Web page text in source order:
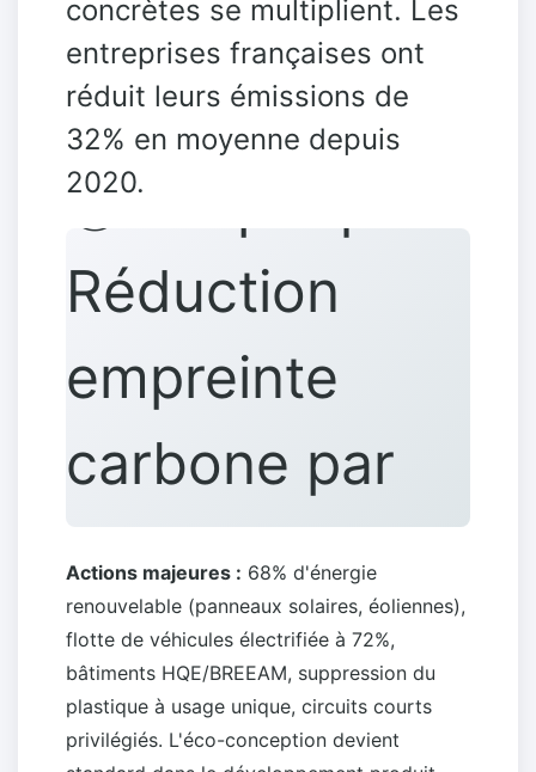
concrètes se multiplient. Les
entreprises françaises ont
réduit leurs émissions de
32% en moyenne depuis
2020.
🌍 Graphique:
Réduction
empreinte
carbone par
secteur
Actions majeures : 68% d'énergie
renouvelable (panneaux solaires, éoliennes),
flotte de véhicules électrifiée à 72%,
bâtiments HQE/BREEAM, suppression du
plastique à usage unique, circuits courts
privilégiés. L'éco-conception devient